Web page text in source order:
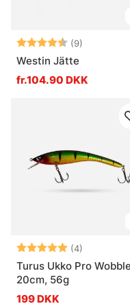
Vurdering: (9)
4.6 ud
Westin Jätte
fr.104.90 DKK
Vurdering: (4)
5.0 ud
Turus Ukko Pro
20cm, 56g
199 DKK